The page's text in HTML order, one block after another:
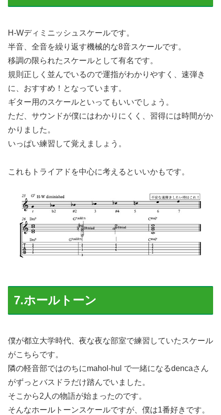
H-Wディミニッシュスケールです。
半音、全音を繰り返す機械的な8音スケールです。
移調の限られたスケールとして有名です。
規則正しく並んでいるので運指がわかりやすく、速弾き
に、おすすめ！となっています。
ギター用のスケールといってもいいでしょう。
ただ、サウンドが僕にはわかりにくく、習得には時間がか
かりました。
いっぱい練習して覚えましょう。
これもトライアドを中心に考えるといいかもです。
7.ホールトーン
僕が都立大学時代、夜な夜な部室で練習していたスケール
がこちらです。
隣の軽音部ではのちにmahol-hul で一緒になるdencaさん
がずっとバスドラだけ踏んでいました。
そこから2人の物語が始まったのです。
そんなホールトーンスケールですが、僕は1番好きです。